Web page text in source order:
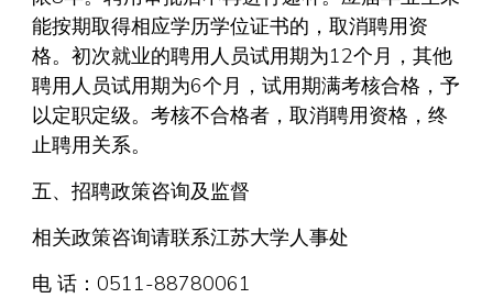
能按期取得相应学历学位证书的，取消聘用资
格。初次就业的聘用人员试用期为12个月，其他
聘用人员试用期为6个月，试用期满考核合格，予
以定职定级。考核不合格者，取消聘用资格，终
止聘用关系。
五、招聘政策咨询及监督
相关政策咨询请联系江苏大学人事处
电 话：0511-88780061